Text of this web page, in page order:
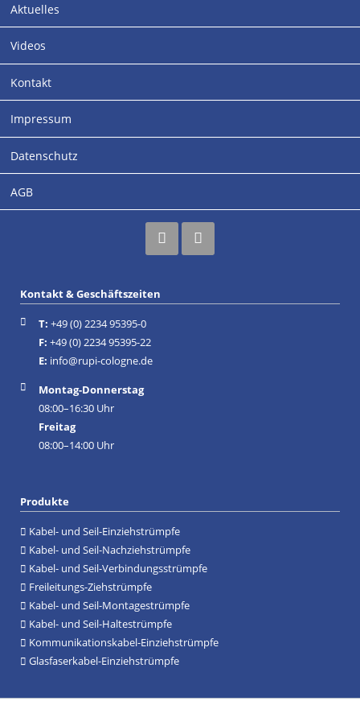
Aktuelles
Videos
Kontakt
Impressum
Datenschutz
AGB
Facebook
Adresse
rupi-Cologne GmbH
Kontakt & Geschäftszeiten
T: +49 (0) 2234 95395-0
F: +49 (0) 2234 95395-22
E: info@rupi-cologne.de
Montag-Donnerstag
08:00–16:30 Uhr
Freitag
08:00–14:00 Uhr
Produkte
Kabel- und Seil-Einziehstrümpfe
Kabel- und Seil-Nachziehstrümpfe
Kabel- und Seil-Verbindungsstrümpfe
Freileitungs-Ziehstrümpfe
Kabel- und Seil-Montagestrümpfe
Kabel- und Seil-Haltestrümpfe
Kommunikationskabel-Einziehstrümpfe
Glasfaserkabel-Einziehstrümpfe